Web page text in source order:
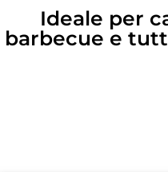
Ideale per
barbecue e